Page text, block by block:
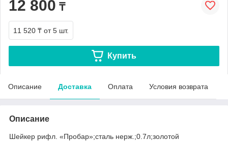
12 800 ₸
11 520 ₸ от 5 шт.
Купить
Описание Доставка Оплата Условия возврата
Описание
Шейкер рифл. «Пробар»;сталь нерж.;0.7л;золотой